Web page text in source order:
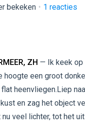
bekeken 1 reacties
ZH — Ik keek op
hoogte een groot
heenvliegen.Liep
en zag het object
nu veel lichter, tot het